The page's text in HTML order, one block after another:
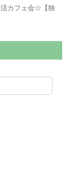
カフェ会☆【独